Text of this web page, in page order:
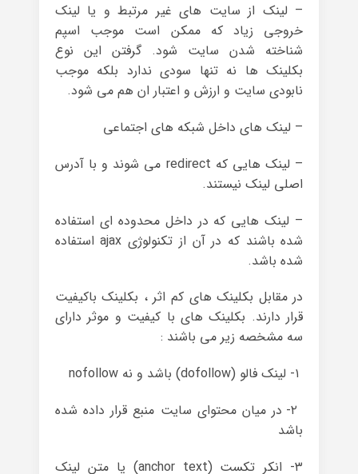
– لینک از سایت های غیر مرتبط و یا لینک
خروجی زیاد که ممکن است موجب اسپم
شناخته شدن سایت شود. گرفتن این نوع
بکلینک ها نه تنها سودی ندارد بلکه موجب
نابودی سایت و ارزش و اعتبار ان هم می شود.
– لینک های داخل شبکه های اجتماعی
– لینک هایی که redirect می شوند و با آدرس
اصلی لینک نیستند.
– لینک هایی که در داخل محدوده ای استفاده
شده باشند که در آن از تکنولوژی ajax استفاده
شده باشد.
در مقابل بکلینک های کم اثر ، بکلینک باکیفیت
قرار دارند. بکلینک های با کیفیت و موثر دارای
سه مشخصه‌ زیر می باشند :
۲- در میان محتوای سایت منبع قرار داده شده
باشد
۳- انکر تکست (anchor text) یا متن لینک